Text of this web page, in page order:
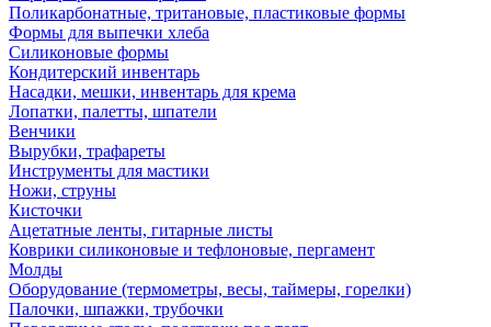
Поликарбонатные, тритановые, пластиковые формы
Формы для выпечки хлеба
Силиконовые формы
Кондитерский инвентарь
Насадки, мешки, инвентарь для крема
Лопатки, палетты, шпатели
Венчики
Вырубки, трафареты
Инструменты для мастики
Ножи, струны
Кисточки
Ацетатные ленты, гитарные листы
Коврики силиконовые и тефлоновые, пергамент
Молды
Оборудование (термометры, весы, таймеры, горелки)
Палочки, шпажки, трубочки